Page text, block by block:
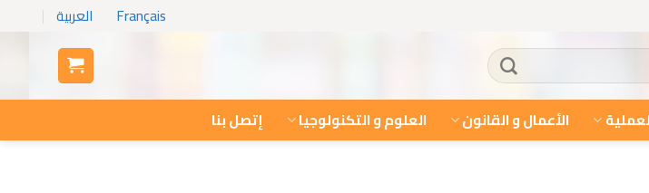
Français العربية
الأعمال و القانون العلوم و التكنولوجيا إتصل بنا